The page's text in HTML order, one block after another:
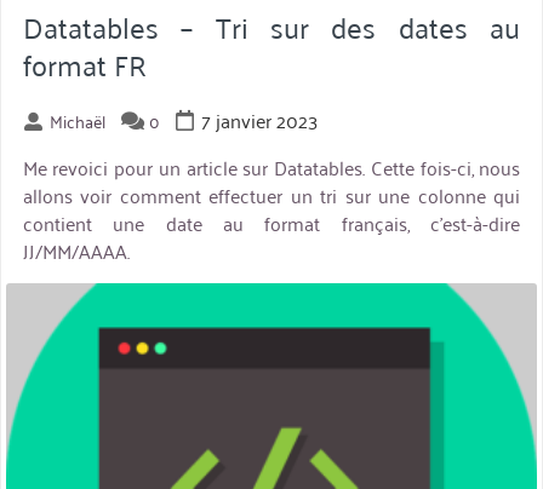
Datatables – Tri sur des dates au
format FR
Michaël 0
7 janvier 2023
Me revoici pour un article sur Datatables. Cette fois-ci, nous
allons voir comment effectuer un tri sur une colonne qui
contient une date au format français, c’est-à-dire
JJ/MM/AAAA.
miniature